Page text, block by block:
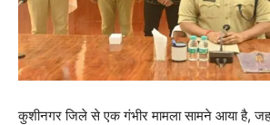
कुशीनगर जिले से एक गंभीर मामला सामने आया है,